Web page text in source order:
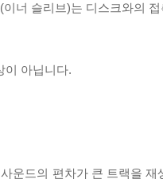
너 슬리브)는 디스크와의
이 아닙니다.
운드의 편차가 큰 트랙을 재